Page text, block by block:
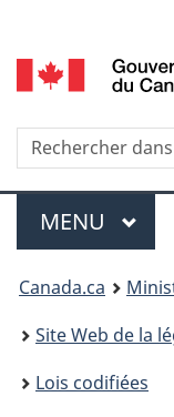
selection
Menu
MENU
You
are
here:
Canada.ca
Site Web de la
Lois codifiées